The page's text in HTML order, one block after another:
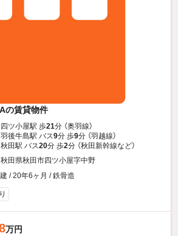
の賃貸物件
四ツ小屋駅 歩21分 （奥羽線）
羽後牛島駅 バス9分 歩9分 （羽越線）
秋田駅 バス20分 歩2分 （秋田新幹線など）
秋田県秋田市四ツ小屋字中野
/ 20年6ヶ月 / 鉄骨造
万円